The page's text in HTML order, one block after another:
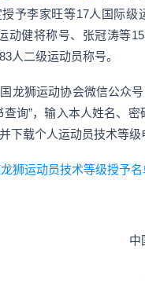
予李家旺等17人国际级
动健将称号、张冠涛等
人二级运动员称号。
龙狮运动协会微信公众号
查询”，输入本人姓名、
下载个人运动员技术等级
狮运动员技术等级授予名
中